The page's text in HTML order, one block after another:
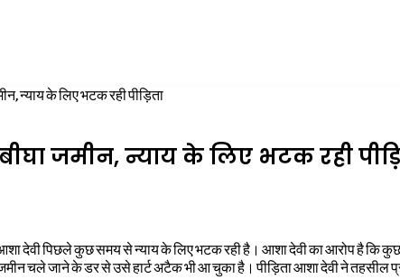
न्याय के लिए भटक रही पीड़िता
जमीन, न्याय के लिए भटक रही
आशा देवी पिछले कुछ समय से न्याय के लिए भटक रही है। आशा देवी का आरोप है कि
चले जाने के डर से उसे हार्ट अटैक भी आ चुका है। पीड़िता आशा देवी ने तहसील